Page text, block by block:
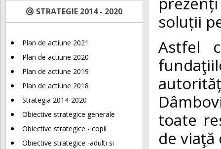
STRATEGIE 2014 - 2020
Plan de actiune 2021
Plan de actiune 2020
Plan de actiune 2019
Plan de actiune 2018
Strategia 2014-2020
Obiective strategice generale
Obiective strategice - copii
Obiective strategice -adulti si
soluții
Astfel
toate
de